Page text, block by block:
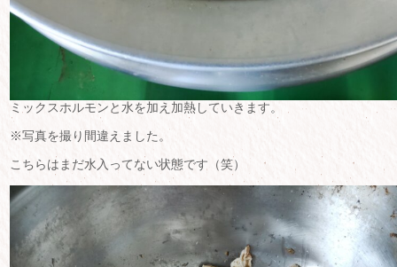
ミックスホルモンと水を加え加熱していきます。
※写真を撮り間違えました。
こちらはまだ水入ってない状態です（笑）